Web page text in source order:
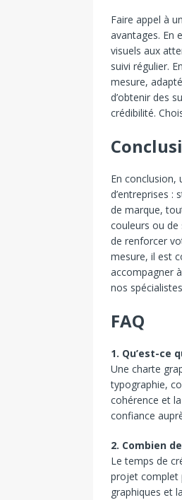
Faire appel à
avantages. En
visuels aux
suivi régulier.
mesure,
d’obtenir des
crédibilité.
En conclusion,
d’entreprises :
de marque,
couleurs ou
de renforcer
mesure, il est
accompagner
nos
FAQ
1. Qu’est-ce
Une charte
typographie,
cohérence et
confiance
2. Combien
Le temps de
projet complet
graphiques et